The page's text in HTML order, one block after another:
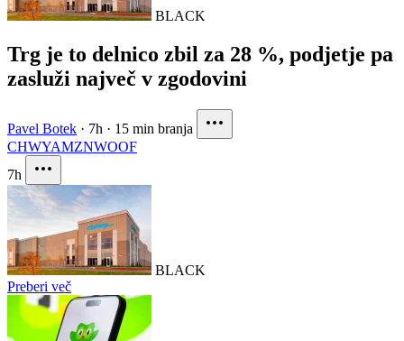
BLACK
Trg je to delnico zbil za 28 %, podjetje pa
zasluži največ v zgodovini
Pavel Botek · 7h · 15 min branja
CHWYAMZNWOOF
7h
BLACK
Preberi več